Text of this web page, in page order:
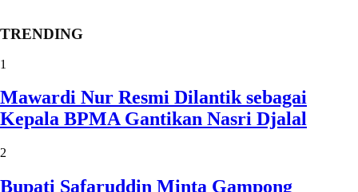
TRENDING
1
Mawardi Nur Resmi Dilantik sebagai
Kepala BPMA Gantikan Nasri Djalal
2
Bupati Safaruddin Minta Gampong